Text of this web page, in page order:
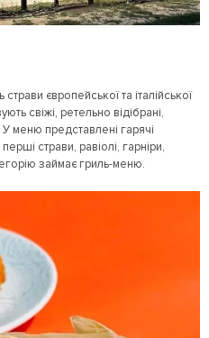
європейської та італійської
свіжі, ретельно відібрані,
У меню представлені гарячі
страви, равіолі, гарніри,
займає гриль-меню.